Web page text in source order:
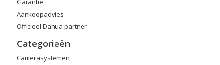
Garantie
Aankoopadvies
Officieel Dahua partner
Categorieën
Camerasystemen